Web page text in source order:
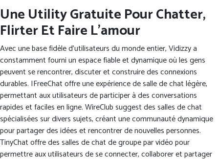
Une Utility Gratuite Pour Chatter,
Flirter Et Faire L’amour
Avec une base fidèle d’utilisateurs du monde entier, Vidizzy a
constamment fourni un espace fiable et dynamique où les gens
peuvent se rencontrer, discuter et construire des connexions
durables. IFreeChat offre une expérience de salle de chat légère,
permettant aux utilisateurs de participer à des conversations
rapides et faciles en ligne. WireClub suggest des salles de chat
spécialisées sur divers sujets, créant une communauté dynamique
pour partager des idées et rencontrer de nouvelles personnes.
TinyChat offre des salles de chat de groupe par vidéo pour
permettre aux utilisateurs de se connecter, collaborer et partager